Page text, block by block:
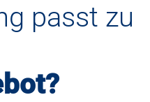
passt zu